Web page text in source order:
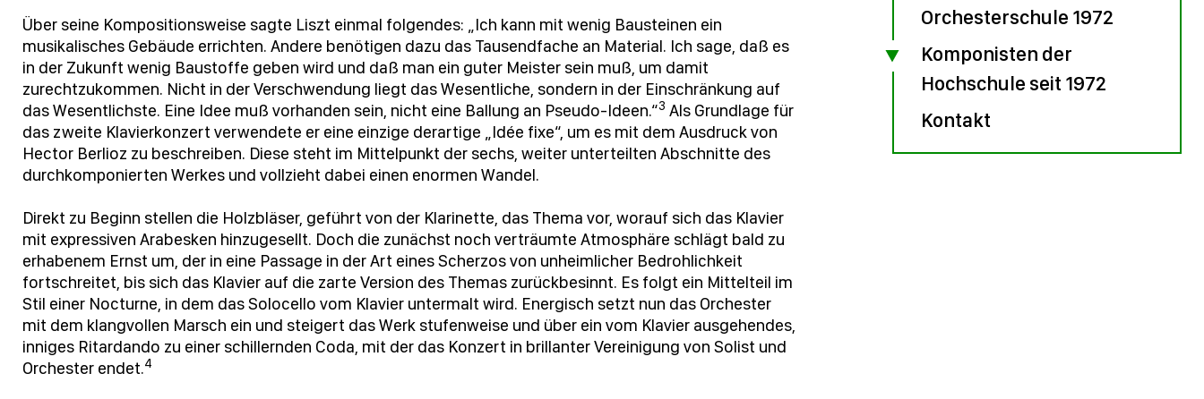
Über seine Kompositionsweise sagte Liszt einmal folgendes: „Ich kann mit wenig Bausteinen ein
musikalisches Gebäude errichten. Andere benötigen dazu das Tausendfache an Material. Ich sage, daß es
in der Zukunft wenig Baustoffe geben wird und daß man ein guter Meister sein muß, um damit
zurechtzukommen. Nicht in der Verschwendung liegt das Wesentliche, sondern in der Einschränkung auf
das Wesentlichste. Eine Idee muß vorhanden sein, nicht eine Ballung an Pseudo-Ideen.“3 Als Grundlage für
das zweite Klavierkonzert verwendete er eine einzige derartige „Idée fixe“, um es mit dem Ausdruck von
Hector Berlioz zu beschreiben. Diese steht im Mittelpunkt der sechs, weiter unterteilten Abschnitte des
durchkomponierten Werkes und vollzieht dabei einen enormen Wandel.
Direkt zu Beginn stellen die Holzbläser, geführt von der Klarinette, das Thema vor, worauf sich das Klavier
mit expressiven Arabesken hinzugesellt. Doch die zunächst noch verträumte Atmosphäre schlägt bald zu
erhabenem Ernst um, der in eine Passage in der Art eines Scherzos von unheimlicher Bedrohlichkeit
fortschreitet, bis sich das Klavier auf die zarte Version des Themas zurückbesinnt. Es folgt ein Mittelteil im
Stil einer Nocturne, in dem das Solocello vom Klavier untermalt wird. Energisch setzt nun das Orchester
mit dem klangvollen Marsch ein und steigert das Werk stufenweise und über ein vom Klavier ausgehendes,
inniges Ritardando zu einer schillernden Coda, mit der das Konzert in brillanter Vereinigung von Solist und
Orchester endet.4
Orchesterschule 1972
Komponisten der
Hochschule seit 1972
Kontakt